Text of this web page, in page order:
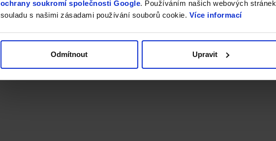
ochrany soukromí společnosti Google. Používáním našich webových
souladu s našimi zásadami používání souborů cookie. Více informací
Odmítnout Upravit